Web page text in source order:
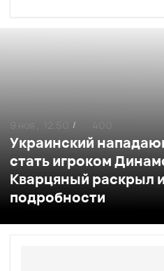
Украинский
стать игроком
Кварцяный раскрыл
подробности
9 ноя , 12:50 / 400